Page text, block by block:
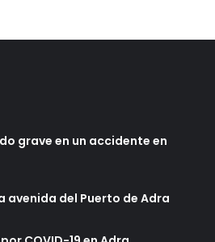
grave en un accidente en
avenida del Puerto de Adra